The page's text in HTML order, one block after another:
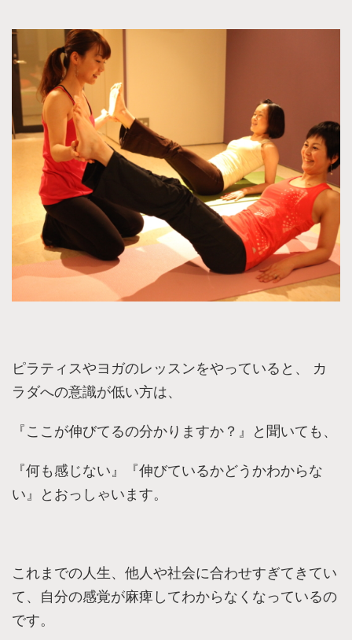
ピラティスやヨガのレッスンをやっていると、 カ
ラダへの意識が低い方は、
『ここが伸びてるの分かりますか？』と聞いても、
『何も感じない』『伸びているかどうかわからな
い』とおっしゃいます。
これまでの人生、他人や社会に合わせすぎてきてい
て、自分の感覚が麻痺してわからなくなっているの
です。